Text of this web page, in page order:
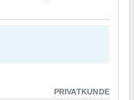
PRIVATKUNDE